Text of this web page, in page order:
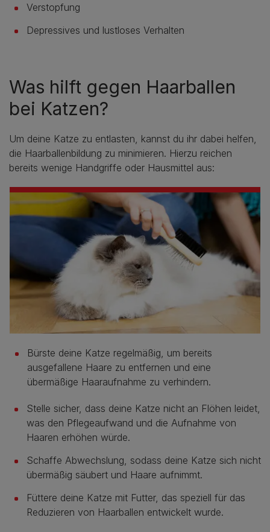
Verstopfung
Depressives und lustloses Verhalten
Was hilft gegen Haarballen
bei Katzen?
Um deine Katze zu entlasten, kannst du ihr dabei helfen,
die Haarballenbildung zu minimieren. Hierzu reichen
bereits wenige Handgriffe oder Hausmittel aus:
Bürste deine Katze regelmäßig, um bereits
ausgefallene Haare zu entfernen und eine
übermäßige Haaraufnahme zu verhindern.
Stelle sicher, dass deine Katze nicht an Flöhen leidet,
was den Pflegeaufwand und die Aufnahme von
Haaren erhöhen würde.
Schaffe Abwechslung, sodass deine Katze sich nicht
übermäßig säubert und Haare aufnimmt.
Füttere deine Katze mit Futter, das speziell für das
Reduzieren von Haarballen entwickelt wurde.